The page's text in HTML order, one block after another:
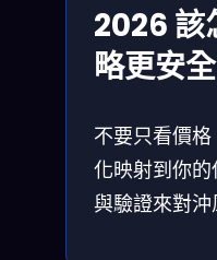
2026 該
略更安
不要只看價
化映射到你
與驗證來對沖